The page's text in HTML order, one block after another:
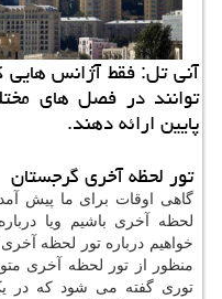
آنی تل: فقط آژانس
توانند در فصل های
پایین ارائه دهند.
تور لحظه آخری گرجستان
گاهی اوقات برای ما پیش
لحظه آخری باشیم ویا
خواهیم درباره تور لحظه
منظور از تور لحظه آخری
توری گفته می شود که در